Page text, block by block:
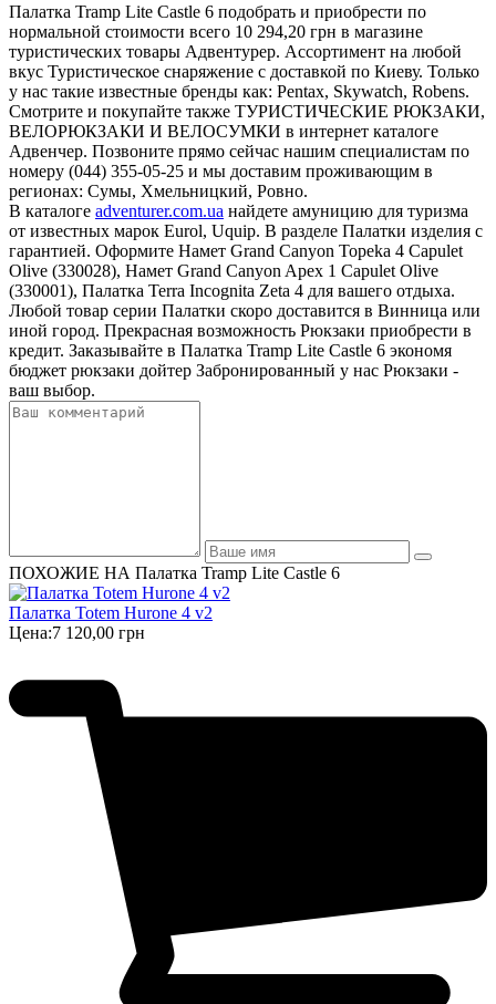
Палатка Tramp Lite Castle 6 подобрать и приобрести по
нормальной стоимости всего 10 294,20 грн в магазине
туристических товары Адвентурер. Ассортимент на любой
вкус Туристическое снаряжение с доставкой по Киеву. Только
у нас такие известные бренды как: Pentax, Skywatch, Robens.
Смотрите и покупайте также ТУРИСТИЧЕСКИЕ РЮКЗАКИ,
ВЕЛОРЮКЗАКИ И ВЕЛОСУМКИ в интернет каталоге
Адвенчер. Позвоните прямо сейчас нашим специалистам по
номеру (044) 355-05-25 и мы доставим проживающим в
регионах: Сумы, Хмельницкий, Ровно.
В каталоге adventurer.com.ua найдете амуницию для туризма
от известных марок Eurol, Uquip. В разделе Палатки изделия с
гарантией. Оформите Намет Grand Canyon Topeka 4 Capulet
Olive (330028), Намет Grand Canyon Apex 1 Capulet Olive
(330001), Палатка Terra Incognita Zeta 4 для вашего отдыха.
Любой товар серии Палатки скоро доставится в Винница или
иной город. Прекрасная возможность Рюкзаки приобрести в
кредит. Заказывайте в Палатка Tramp Lite Castle 6 экономя
бюджет рюкзаки дойтер Забронированный у нас Рюкзаки -
ваш выбор.
ПОХОЖИЕ НА Палатка Tramp Lite Castle 6
Палатка Totem Hurone 4 v2
Цена:7 120,00 грн